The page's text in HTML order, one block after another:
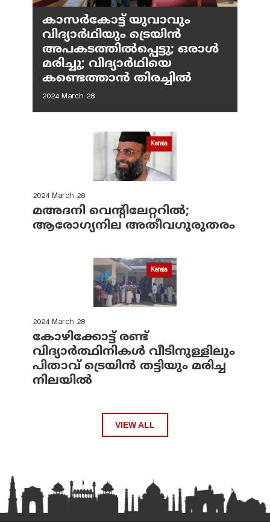
കാസർകോട്ട് യുവാവും
വിദ്യാർഥിയും ട്രെയിൻ
അപകടത്തിൽപ്പെട്ടു; ഒരാൾ
മരിച്ചു; വിദ്യാർഥിയെ
കണ്ടെത്താൻ തിരച്ചിൽ
2024 March 28
Kerala
2024 March 28
മഅദനി വെന്റിലേറ്ററിൽ;
ആരോഗ്യനില അതീവഗുരുതരം
Kerala
2024 March 28
കോഴിക്കോട്ട് രണ്ട്
വിദ്യാർത്ഥിനികൾ വീടിനുള്ളിലും
പിതാവ് ട്രെയിൻ തട്ടിയും മരിച്ച
നിലയിൽ
VIEW ALL